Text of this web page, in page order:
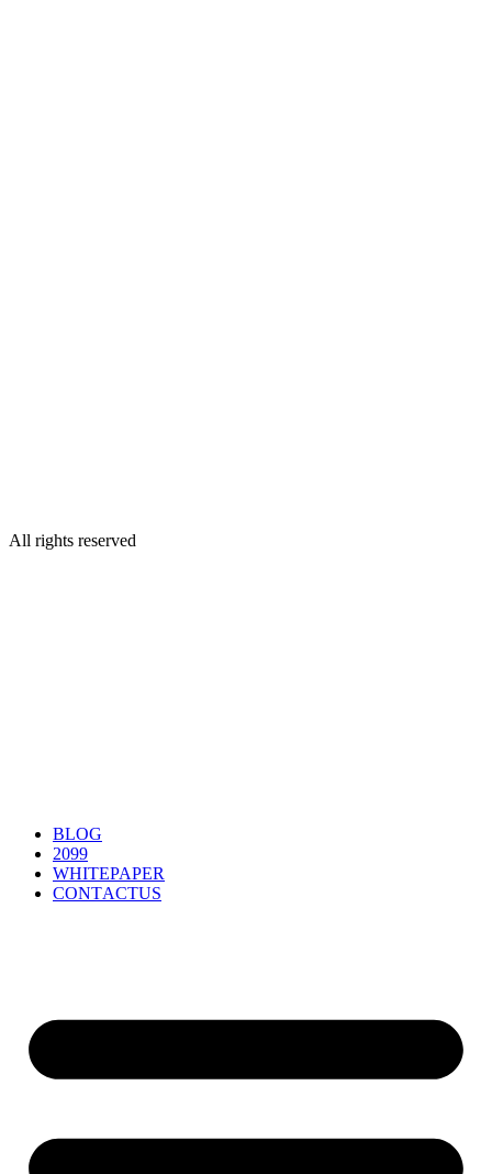
All rights reserved
BLOG
2099
WHITEPAPER
CONTACTUS